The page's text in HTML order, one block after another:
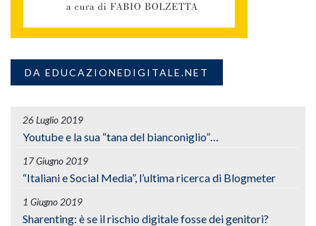
DA EDUCAZIONEDIGITALE.NET
26 Luglio 2019
Youtube e la sua “tana del bianconiglio”…
17 Giugno 2019
“Italiani e Social Media”, l’ultima ricerca di Blogmeter
1 Giugno 2019
Sharenting: è se il rischio digitale fosse dei genitori?